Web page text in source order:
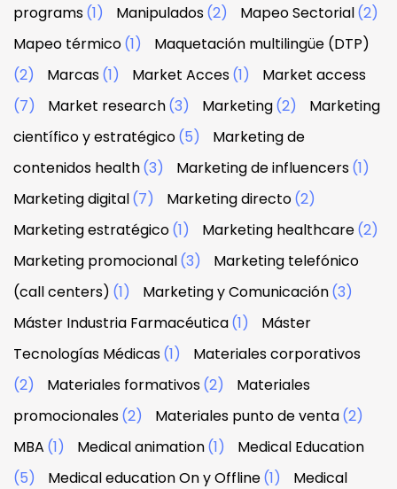
programs(1) Manipulados(2) Mapeo Sectorial(2)
Mapeo térmico(1)
Maquetación multilingüe (DTP)
(2)
Marcas(1) Market Acces(1)
Market access
(7)
Market research(3) Marketing(2)
Marketing
científico y estratégico(5)
Marketing de
contenidos health(3) Marketing de influencers(1)
Marketing digital(7) Marketing directo(2)
Marketing estratégico(1) Marketing healthcare(2)
Marketing promocional(3)
Marketing telefónico
(call centers) (1) Marketing y Comunicación(3)
Máster Industria Farmacéutica(1)
Máster
Tecnologías Médicas(1)
Materiales corporativos
(2)
Materiales formativos(2)
Materiales
promocionales(2) Materiales punto de venta(2)
MBA (1) Medical animation(1)
Medical Education
(5)
Medical education On y Offline(1)
Medical